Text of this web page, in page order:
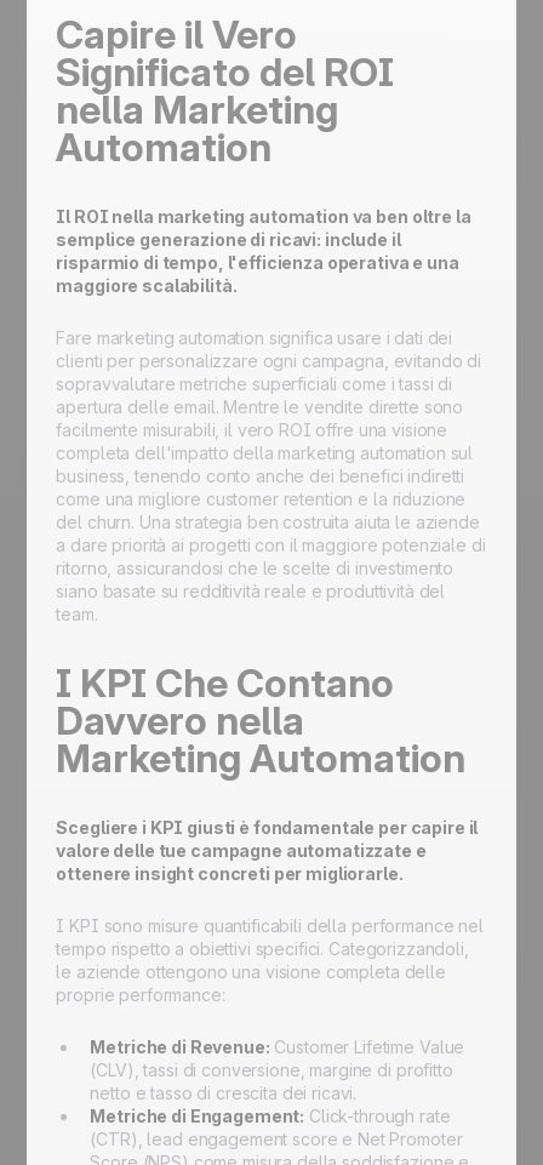
Capire il Vero
Significato del ROI
nella Marketing
Automation
Il ROI nella marketing automation va ben oltre la
semplice generazione di ricavi: include il
risparmio di tempo, l'efficienza operativa e una
maggiore scalabilità.
Fare marketing automation significa usare i dati dei
clienti per personalizzare ogni campagna, evitando di
sopravvalutare metriche superficiali come i tassi di
apertura delle email. Mentre le vendite dirette sono
facilmente misurabili, il vero ROI offre una visione
completa dell'impatto della marketing automation sul
business, tenendo conto anche dei benefici indiretti
come una migliore customer retention e la riduzione
del churn. Una strategia ben costruita aiuta le aziende
a dare priorità ai progetti con il maggiore potenziale di
ritorno, assicurandosi che le scelte di investimento
siano basate su redditività reale e produttività del
team.
I KPI Che Contano
Davvero nella
Marketing Automation
Scegliere i KPI giusti è fondamentale per capire il
valore delle tue campagne automatizzate e
ottenere insight concreti per migliorarle.
I KPI sono misure quantificabili della performance nel
tempo rispetto a obiettivi specifici. Categorizzandoli,
le aziende ottengono una visione completa delle
proprie performance:
Metriche di Revenue: Customer Lifetime Value
(CLV), tassi di conversione, margine di profitto
netto e tasso di crescita dei ricavi.
Metriche di Engagement: Click-through rate
(CTR), lead engagement score e Net Promoter